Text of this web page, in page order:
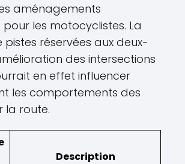
aménagements
les motocyclistes. La
réservées aux deux-
des intersections
en effet influencer
les comportements des
la route.
Description